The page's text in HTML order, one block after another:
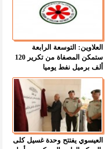
العلاوين: التوسعة الرابعة
ستمكن المصفاة من تكرير 120
ألف برميل نفط يوميا
العيسوي يفتتح وحدة غسيل كلى